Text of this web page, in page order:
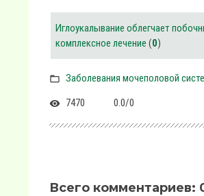
Иглоукалывание облегчает
комплексное лечение (0)
Заболевания мочеполовой
7470
0.0/0
Всего комментариев: